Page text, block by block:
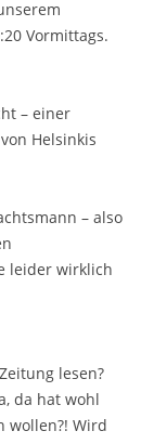
Vormittags.
– einer
Helsinkis
– also
leider wirklich
lesen?
da hat wohl
wollen?! Wird